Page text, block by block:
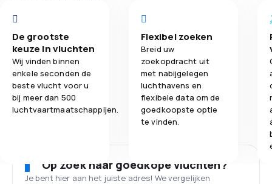
De grootste
keuze in vluchten
Wij vinden binnen
enkele seconden de
beste vlucht voor u
bij meer dan 500
luchtvaartmaatschappijen.
Flexibel zoeken
Breid uw
zoekopdracht uit
met nabijgelegen
luchthavens en
flexibele data om de
goedkoopste optie
te vinden.
Op zoek naar goedkope vluchten?
Je bent hier aan het juiste adres! We vergelijken